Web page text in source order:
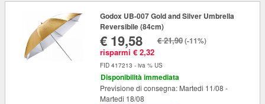
Godox UB-007 Gold and Silver Umbrella
Reversibile (84cm)
€ 19,58
risparmi € 2,32
€ 21,90(-11%)
FID 417213 - iva % US
Disponibilità immediata
Previsione di consegna: Martedi 11/08 -
Martedi 18/08